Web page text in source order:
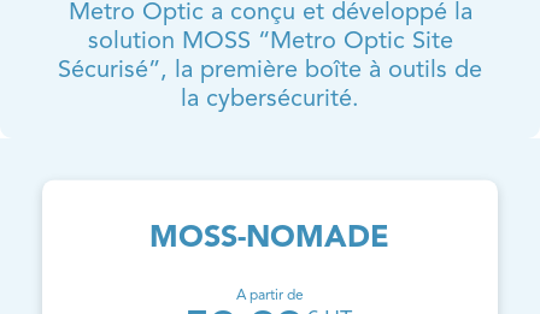
Metro Optic a conçu et développé la
solution MOSS “Metro Optic Site
Sécurisé”, la première boîte à outils de
la cybersécurité.
MOSS-NOMADE
A partir de